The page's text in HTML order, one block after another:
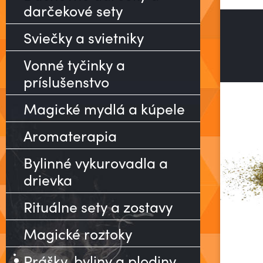
darčekové sety
Sviečky a svietniky
Vonné tyčinky a
príslušenstvo
Magické mydlá a kúpele
Aromaterapia
Bylinné vykurovadla a
drievka
Rituálne sety a zostavy
Magické roztoky